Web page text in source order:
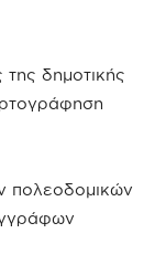
δημοτικής
πολεοδομικών